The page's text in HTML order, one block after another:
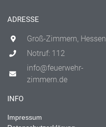
ADRESSE
Groß-Zimmern, Hessen
Notruf: 112
info@feuerwehr-
zimmern.de
INFO
Impressum